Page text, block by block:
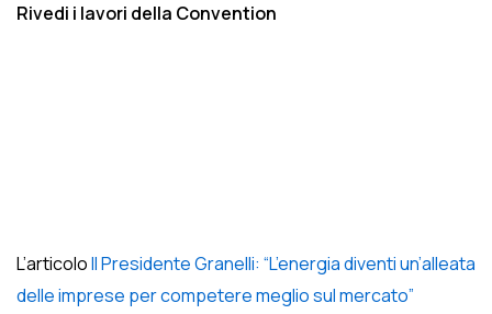
Rivedi i lavori della Convention
L’articoloIl Presidente Granelli: “L’energia diventi un’alleata
delle imprese per competere meglio sul mercato”